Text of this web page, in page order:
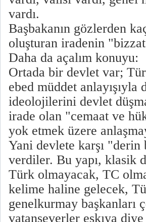
vardı.
Başbakanın gözlerden
oluşturan iradenin
Daha da açalım konuyu:
Ortada bir devlet var;
ebed müddet anlayışıyla
ideolojilerini devlet
irade olan "cemaat ve
yok etmek üzere
Yani devlete karşı
verdiler. Bu yapı, klasik
Türk olmayacak, TC
kelime haline gelecek,
genelkurmay başkanları
vatanseverler eşkıya